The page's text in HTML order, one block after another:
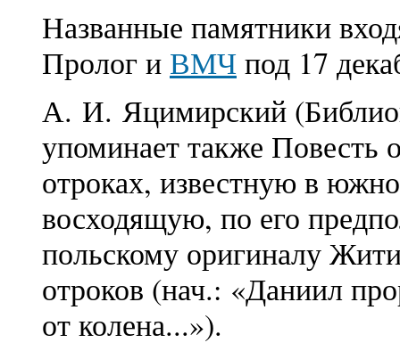
Названные памятники
Пролог и ВМЧпод 17
А. И. Яцимирский
упоминает также Повесть
отроках, известную в
восходящую, по его
польскому оригиналу
отроков (нач.: «Даниил
от колена...»).